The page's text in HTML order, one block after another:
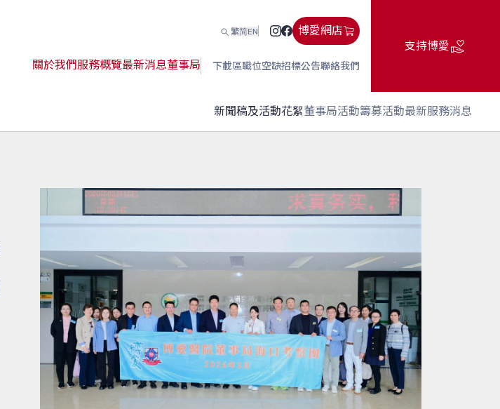
繁简EN 博愛網店
關於我們服務概覽最新消息董事局 下載區職位空缺招標公告聯絡我們
支持博愛
新聞稿及活動花絮董事局活動籌募活動最新服務消息